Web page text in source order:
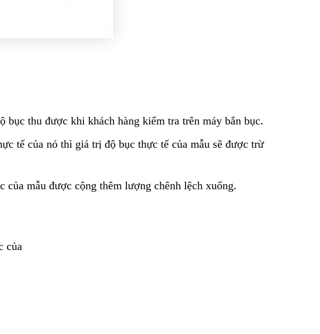
thu được khi khách hàng kiểm tra trên máy bắn bục.
tế của nó thì giá trị độ bục thực tế của mẫu sẽ được trừ
mẫu được cộng thêm lượng chênh lệch xuống.
của